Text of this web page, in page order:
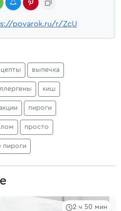
povarok.ru/r/ZcU
выпечка
киш
пироги
просто
пироги
2 ч 50 мин